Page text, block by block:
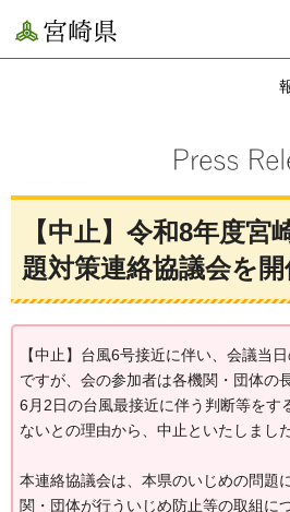
宮崎県
【中止】令和8年度宮
題対策連絡協議会を
【中止】台風6号接近に伴い、会議当
ですが、会の参加者は各機関・団体の
6月2日の台風最接近に伴う判断等をす
ないとの理由から、中止といたしまし
本連絡協議会は、本県のいじめの問題
関・団体が行ういじめ防止等の取組に